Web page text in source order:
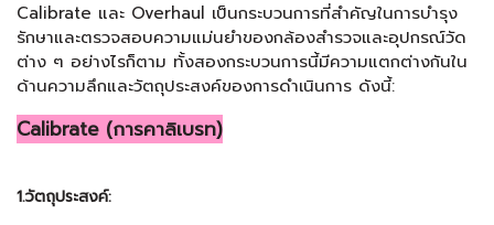
Calibrate และ Overhaul เป็นกระบวนการที่สำคัญในการบำรุง
รักษาและตรวจสอบความแม่นยำของกล้องสำรวจและอุปกรณ์วัด
ต่าง ๆ อย่างไรก็ตาม ทั้งสองกระบวนการนี้มีความแตกต่างกันใน
ด้านความลึกและวัตถุประสงค์ของการดำเนินการ ดังนี้:
Calibrate (การคาลิเบรท)
1.วัตถุประสงค์: